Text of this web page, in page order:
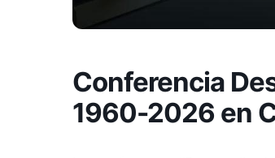
Conferencia
1960-2026 en